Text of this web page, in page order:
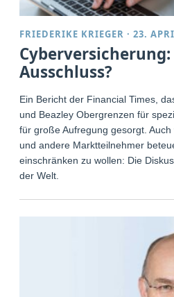
FRIEDERIKE KRIEGER ·23.
Ausschluss?
Ein Bericht der Financial Times,
und Beazley Obergrenzen für
für große Aufregung gesorgt.
und andere Marktteilnehmer
einschränken zu wollen: Die
der Welt.